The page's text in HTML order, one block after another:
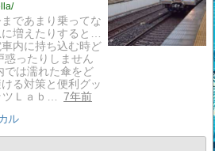
であまり乗ってな
増えたりすると…
車内に持ち込む時ど
惑ったりしません
は濡れた傘をど
る対策と便利グッ
Ｌａｂ…
7年前
ル